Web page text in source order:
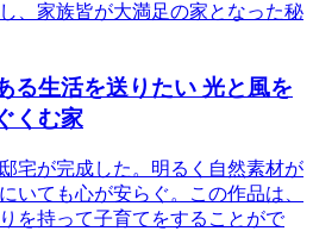
、家族皆が大満足の家となった秘
る生活を送りたい 光と風を
くむ家
宅が完成した。明るく自然素材が
いても心が安らぐ。この作品は、
を持って子育てをすることがで